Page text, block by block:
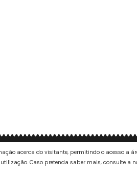
Évora Ticket - Rede de
Casa Nobre e Ruínas da Rua de
acerca do visitante, permitindo o acesso a
Caso pretenda saber mais, consulte a